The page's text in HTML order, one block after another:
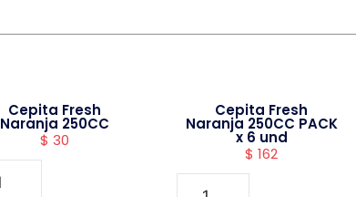
Cepita Fresh
Naranja 250CC
$ 30
Cepita Fresh
Naranja 250CC PACK
x 6 und
$ 162